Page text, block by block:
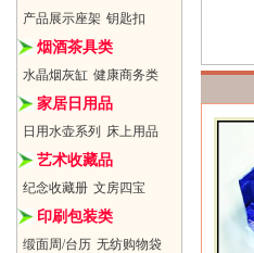
产品展示座架 钥匙扣
烟酒茶具类
水晶烟灰缸 健康商务类
家居日用品
日用水壶系列 床上用品
艺术收藏品
纪念收藏册 文房四宝
印刷包装类
缎面周/台历 无纺购物袋